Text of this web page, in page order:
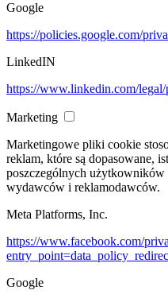
Google
https://policies.google.com/
LinkedIN
https://www.linkedin.com/
Marketing
Marketingowe pliki cookie
reklam, które są dopasowane,
poszczególnych użytkowników
wydawców i reklamodawców.
Meta Platforms, Inc.
https://www.facebook.com/
Google